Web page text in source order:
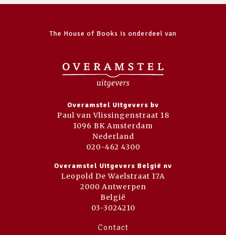
The House of Books is onderdeel van
Overamstel Uitgevers bv
Paul van Vlissingenstraat 18
1096 BK Amsterdam
Nederland
020-462 4300
Overamstel Uitgevers België nv
Leopold De Waelstraat 17A
2000 Antwerpen
België
03-3024210
Contact